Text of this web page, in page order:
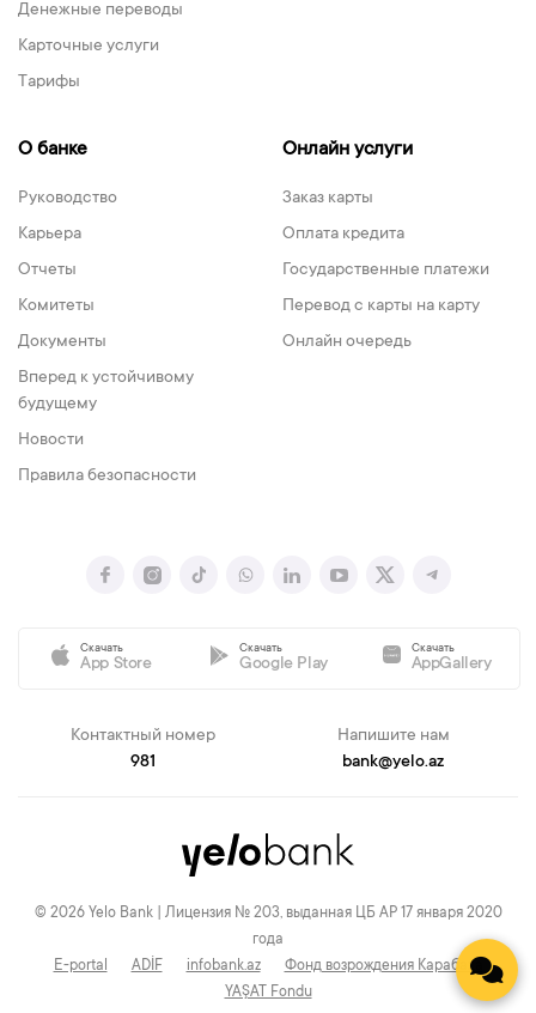
Денежные переводы
Карточные услуги
Тарифы
О банке
Руководство
Карьера
Отчеты
Комитеты
Документы
Вперед к устойчивому
будущему
Новости
Правила безопасности
Онлайн услуги
Заказ карты
Оплата кредита
Государственные платежи
Перевод с карты на карту
Онлайн очередь
Скачать
App Store
Скачать
Google Play
Скачать
AppGallery
Контактный номер
981
Напишите нам
bank@yelo.az
© 2026 Yelo Bank | Лицензия № 203, выданная ЦБ АР 17 января 2020
года
E-portal
ADİF infobank.az
Фонд возрождения Карабаха
YAŞAT Fondu